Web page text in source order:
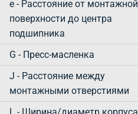
e - Расстояние от монтажной
поверхности до центра
подшипника
G - Пресс-масленка
J - Расстояние между
монтажными отверстиями
L - Ширина/диаметр корпуса